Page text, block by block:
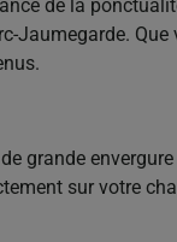
de la
Jaumegarde.
grande
sur votre